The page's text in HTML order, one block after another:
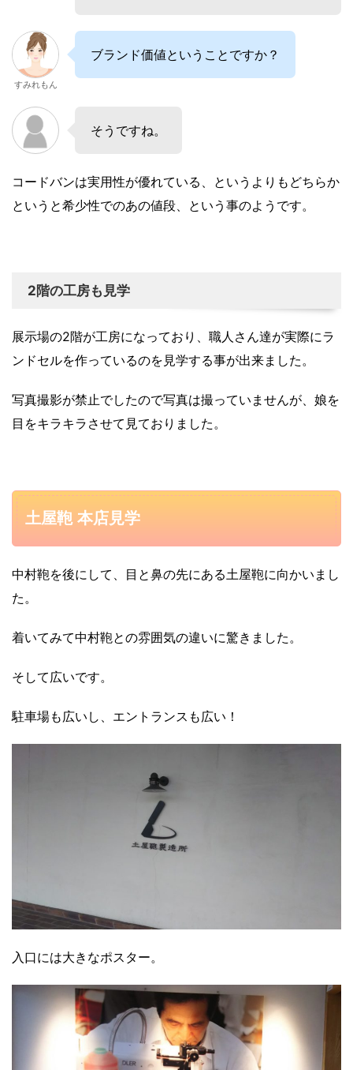
すみれもん
ブランド価値ということですか？
そうですね。
コードバンは実用性が優れている、というよりもどちらか
というと希少性でのあの値段、という事のようです。
2階の工房も見学
展示場の2階が工房になっており、職人さん達が実際にラ
ンドセルを作っているのを見学する事が出来ました。
写真撮影が禁止でしたので写真は撮っていませんが、娘を
目をキラキラさせて見ておりました。
土屋鞄 本店見学
中村鞄を後にして、目と鼻の先にある土屋鞄に向かいまし
た。
着いてみて中村鞄との雰囲気の違いに驚きました。
そして広いです。
駐車場も広いし、エントランスも広い！
入口には大きなポスター。